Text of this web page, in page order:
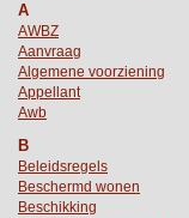
A
AWBZ
Aanvraag
Algemene voorziening
Appellant
Awb
B
Beleidsregels
Beschermd wonen
Beschikking